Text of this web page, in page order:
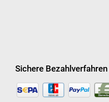
Sichere Bezahlverfahren